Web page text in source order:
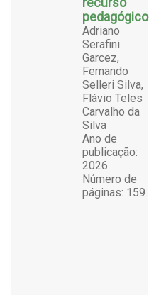
pedagógico
Adriano
Serafini
Garcez,
Fernando
Selleri Silva,
Flávio Teles
Carvalho da
Silva
Ano de
publicação:
2026
Número de
páginas: 159